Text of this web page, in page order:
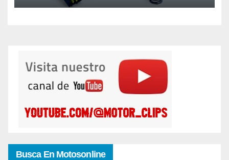
Busca En Motosonline